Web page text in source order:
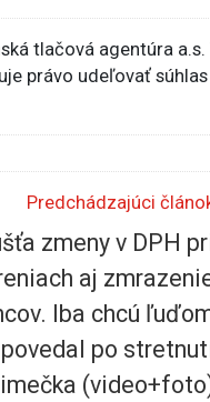
tlačová agentúra
právo udeľovať
Predchádzajúci
zmeny v DPH
aj
Iba chcú
po